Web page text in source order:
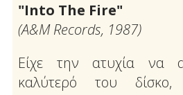
"Into The Fire"
(Α&Μ Records, 1987)
Είχε την ατυχία να
καλύτερό του